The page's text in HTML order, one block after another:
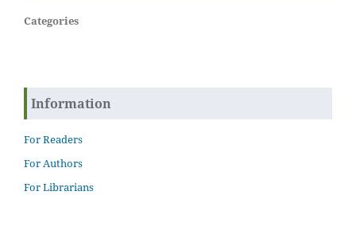
Categories
Information
For Readers
For Authors
For Librarians